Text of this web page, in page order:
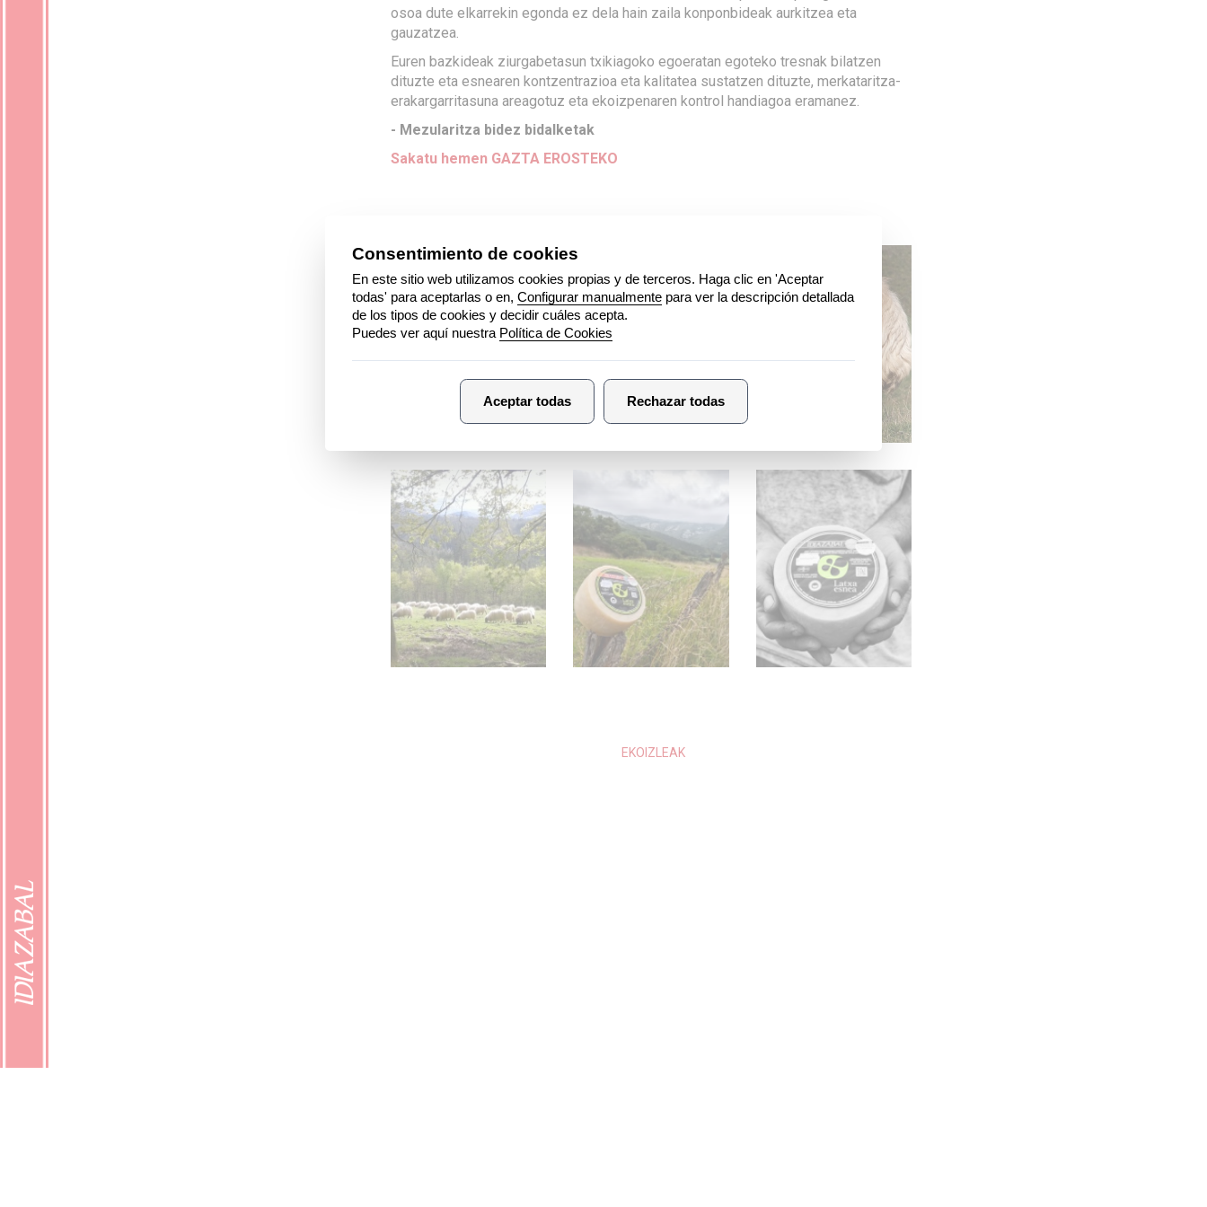
osoa dute elkarrekin egonda ez dela hain zaila konponbideak aurkitzea eta
gauzatzea.
Euren bazkideak ziurgabetasun txikiagoko egoeratan egoteko tresnak bilatzen
dituzte eta esnearen kontzentrazioa eta kalitatea sustatzen dituzte, merkataritza-
erakargarritasuna areagotuz eta ekoizpenaren kontrol handiagoa eramanez.
- Mezularitza bidez bidalketak
Sakatu hemen GAZTA EROSTEKO
EKOIZLEAK